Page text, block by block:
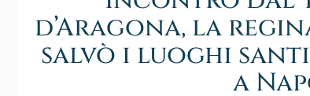
d’Aragona, la
salvò i luoghi santi
a